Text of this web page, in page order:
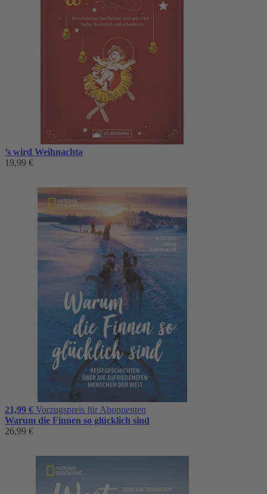
’s wird Weihnachta
19,99 €
21,99 € Vorzugspreis für Abonnenten
Warum die Finnen so glücklich sind
26,99 €